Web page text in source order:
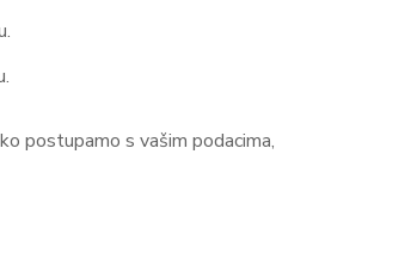
postupamo s vašim podacima,